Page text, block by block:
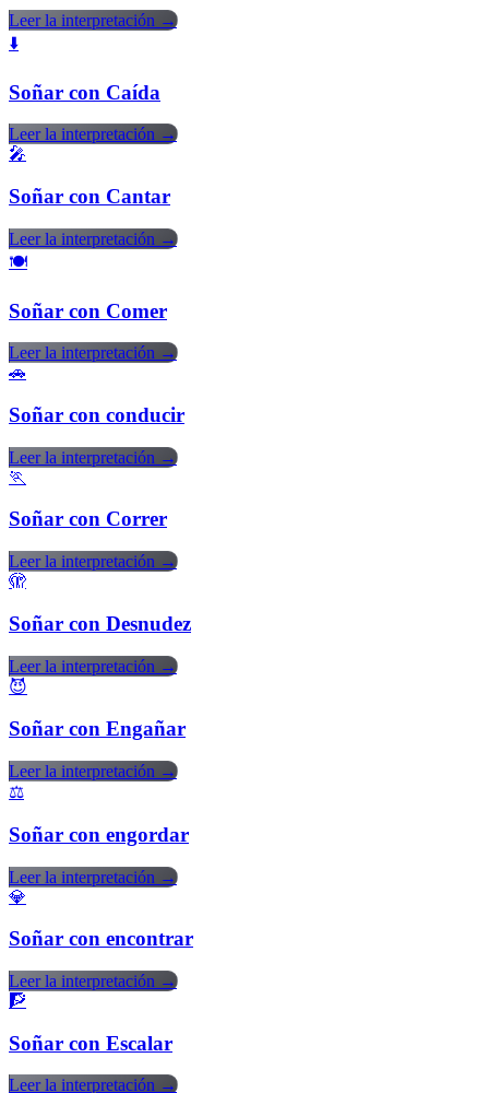
Leer la interpretación →
⬇️
Soñar con Caída
Leer la interpretación →
🎤
Soñar con Cantar
Leer la interpretación →
🍽️
Soñar con Comer
Leer la interpretación →
🚗
Soñar con conducir
Leer la interpretación →
🏃
Soñar con Correr
Leer la interpretación →
🫣
Soñar con Desnudez
Leer la interpretación →
😈
Soñar con Engañar
Leer la interpretación →
⚖️
Soñar con engordar
Leer la interpretación →
💎
Soñar con encontrar
Leer la interpretación →
🧗
Soñar con Escalar
Leer la interpretación →